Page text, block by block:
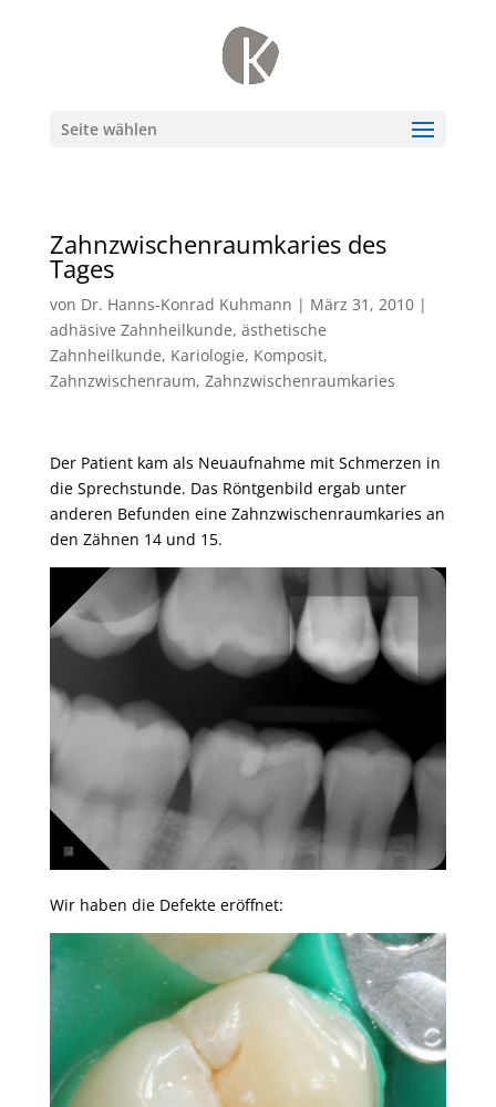
Seite wählen
Zahnzwischenraumkaries des
Tages
von Dr. Hanns-Konrad Kuhmann | März 31, 2010|
adhäsive Zahnheilkunde, ästhetische
Zahnheilkunde, Kariologie, Komposit,
Zahnzwischenraum, Zahnzwischenraumkaries
Der Patient kam als Neuaufnahme mit Schmerzen in
die Sprechstunde. Das Röntgenbild ergab unter
anderen Befunden eine Zahnzwischenraumkaries an
den Zähnen 14 und 15.
Wir haben die Defekte eröffnet: